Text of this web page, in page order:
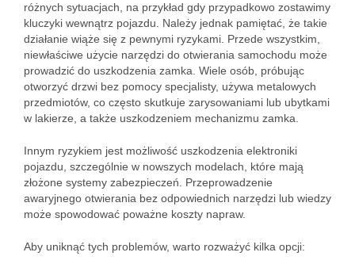
różnych sytuacjach, na przykład gdy przypadkowo zostawimy
kluczyki wewnątrz pojazdu. Należy jednak pamiętać, że takie
działanie wiąże się z pewnymi ryzykami. Przede wszystkim,
niewłaściwe użycie narzędzi do otwierania samochodu może
prowadzić do uszkodzenia zamka. Wiele osób, próbując
otworzyć drzwi bez pomocy specjalisty, używa metalowych
przedmiotów, co często skutkuje zarysowaniami lub ubytkami
w lakierze, a także uszkodzeniem mechanizmu zamka.
Innym ryzykiem jest możliwość uszkodzenia elektroniki
pojazdu, szczególnie w nowszych modelach, które mają
złożone systemy zabezpieczeń. Przeprowadzenie
awaryjnego otwierania bez odpowiednich narzędzi lub wiedzy
może spowodować poważne koszty napraw.
Aby uniknąć tych problemów, warto rozważyć kilka opcji: